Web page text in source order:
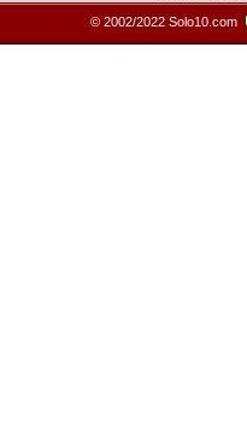
© 2002/2022 Solo10.com